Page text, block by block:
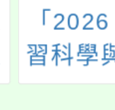
轉知
理「